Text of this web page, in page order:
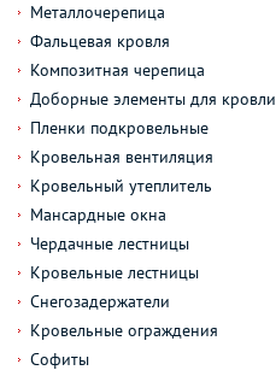
Металлочерепица
Фальцевая кровля
Композитная черепица
Доборные элементы для кровли
Пленки подкровельные
Кровельная вентиляция
Кровельный утеплитель
Мансардные окна
Чердачные лестницы
Кровельные лестницы
Снегозадержатели
Кровельные ограждения
Софиты